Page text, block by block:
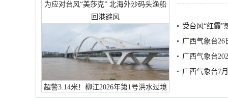
为应对台风“美莎克” 北海外沙码头渔船
回港避风
超警3.14米！柳江2026年第1号洪水过境
受台风“红霞”
有较强降雨
广西气象台26
广西气象台
预警
广西气象台7